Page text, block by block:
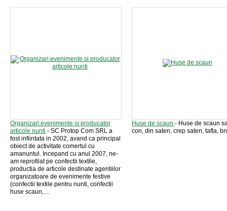
Organizari evenimente si producator
articole nunti - SC Protop Com SRL a
fost infiintata in 2002, avand ca principal
obiect de activitate comertul cu
amanuntul. Incepand cu anul 2007, ne-
am reprofilat pe confectii textile,
productia de articole destinate agentiilor
organizatoare de evenimente festive
(confectii textile pentru nunti, confectii
huse scaun, ...
Huse de scaun - Huse de scaun
con, din saten, crep saten, tafta,